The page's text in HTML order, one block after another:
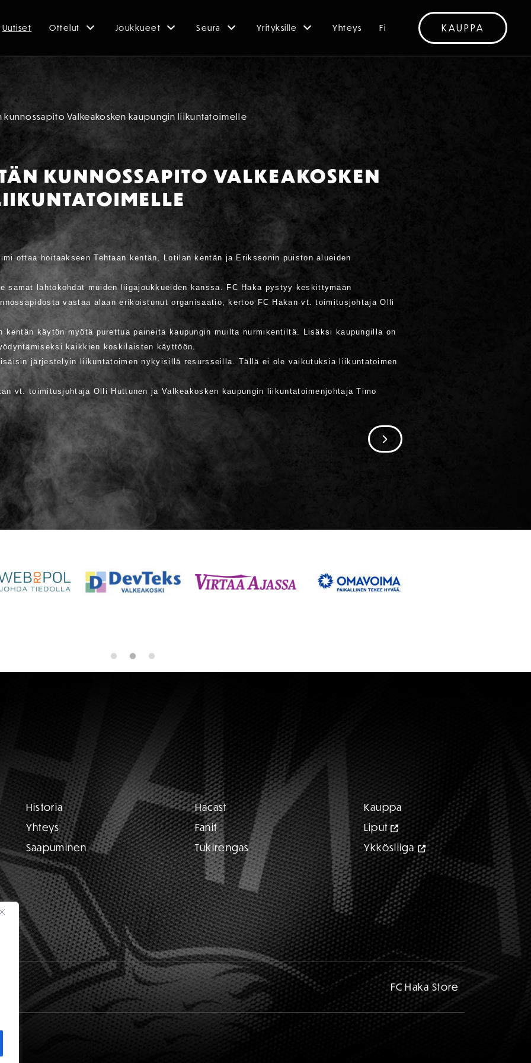
Uutiset Ottelut Joukkueet Seura Yrityksille Yhteys Fi KAUPPA
kunnossapito Valkeakosken kaupungin liikuntatoimelle
KUNNOSSAPITO VALKEAKOSKEN
ottaa hoitaakseen Tehtaan kentän, Lotilan kentän ja Erikssonin puiston alueiden
samat lähtökohdat muiden liigajoukkueiden kanssa. FC Haka pystyy keskittymään
vastaa alaan erikoistunut organisaatio, kertoo FC Hakan vt. toimitusjohtaja Olli
kentän käytön myötä purettua paineita kaupungin muilta nurmikentiltä. Lisäksi kaupungilla on
kaikkien koskilaisten käyttöön.
järjestelyin liikuntatoimen nykyisillä resursseilla. Tällä ei ole vaikutuksia liikuntatoimen
vt. toimitusjohtaja Olli Huttunen ja Valkeakosken kaupungin liikuntatoimenjohtaja Timo
SIIRRY SEURAAVAAN
Historia
Yhteys
Saapuminen
Hacast
Fanit
Tukirengas
Kauppa
Liput
Ykkösliiga
FC Haka Store